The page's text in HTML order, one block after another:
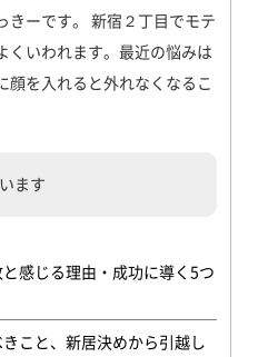
きーです。 新宿２丁目でモテ
くいわれます。最近の悩みは
顔を入れると外れなくなるこ
ます
感じる理由・成功に導く5つ
こと、新居決めから引越し